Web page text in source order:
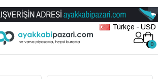
Türkçe - USD
00